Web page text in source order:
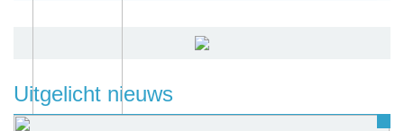
Uitgelicht nieuws